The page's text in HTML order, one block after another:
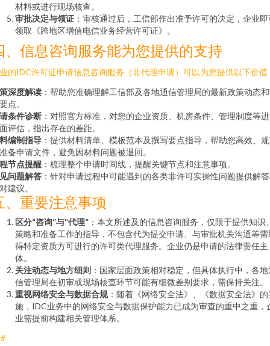
材料或进行现场核查。
审批决定与领证 ：审核通过后，工信部作出准予许可的决定，企业即
领取《跨地区增值电信业务经营许可证》。
、信息咨询服务能为您提供的支持
的IDC许可证申请信息咨询服务（非代理申请）可以为您提供以下价值
深度解读 ：帮助您准确理解工信部及各地通信管理局的最新政策动态
点。
条件诊断 ：对照官方标准，对您的企业资质、机房条件、管理制度等
评估，指出存在的差距。
编制指导 ：提供材料清单、模板范本及撰写要点指导，帮助您高效、
备申请文件，避免因材料问题被退回。
节点提醒 ：梳理整个申请时间线，提醒关键节点和注意事项。
问题解答 ：针对申请过程中可能遇到的各类非许可实操性问题提供解
建议。
、重要注意事项
区分“咨询”与“代理” ：本文所述及的信息咨询服务，仅限于提供知识
策略和准备工作的指导，不包含代为提交申请、与审批机关沟通等需
得特定资质方可进行的许可类代理服务。企业仍是申请的法律责任主
体。
关注动态与地方细则 ：国家层面政策相对稳定，但具体执行中，各
信管理局在初审或现场核查环节可能有细微差别要求，需保持关注。
重视网络安全与数据合规：随着《网络安全法》、《数据安全法》的
施，IDC业务中的网络安全与数据保护能力已成为审查的重中之重，
业需提前构建相关管理体系。